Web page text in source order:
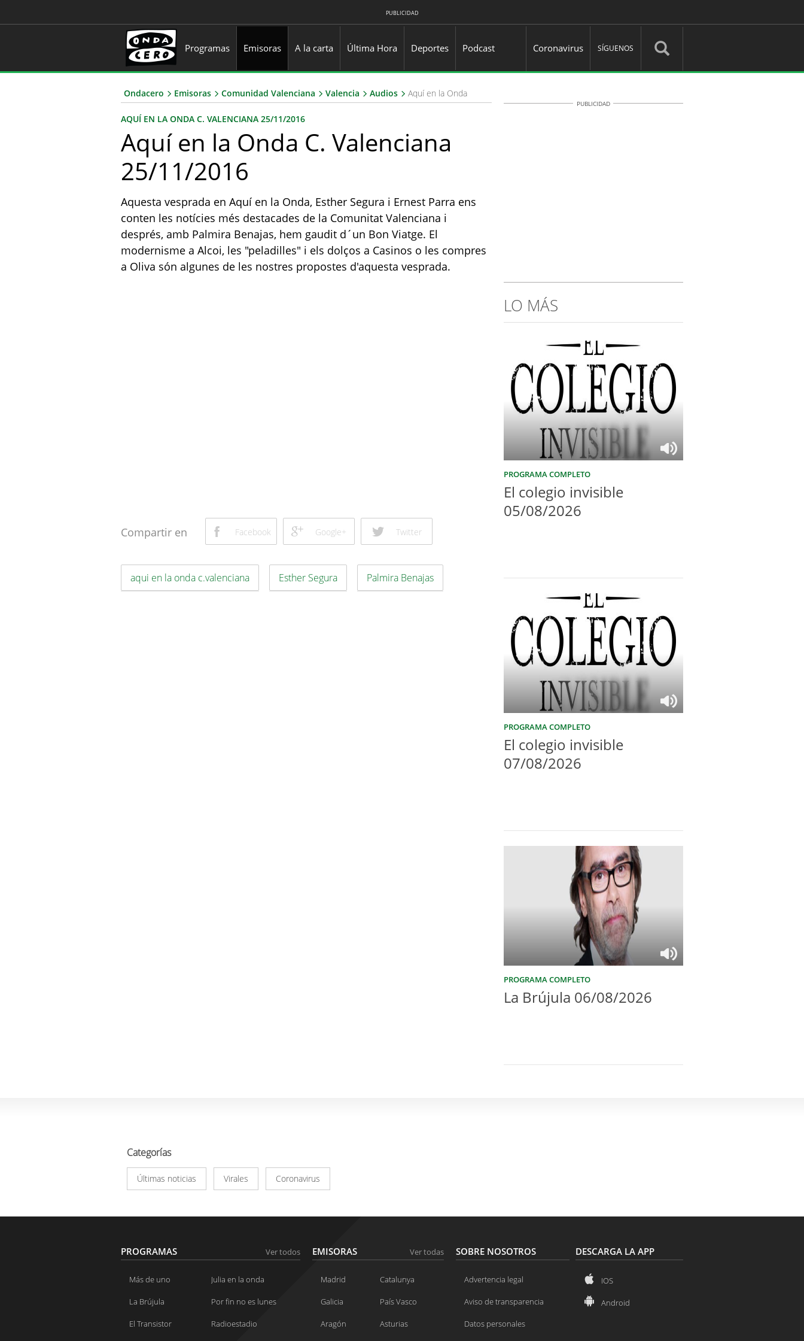
PUBLICIDAD
Programas Emisoras A la carta Última Hora Deportes Podcast Coronavirus SÍGUENOS
Ondacero Emisoras Comunidad Valenciana Valencia Audios Aquí en la Onda
AQUÍ EN LA ONDA C. VALENCIANA 25/11/2016
Aquí en la Onda C. Valenciana
25/11/2016
Aquesta vesprada en Aquí en la Onda, Esther Segura i Ernest Parra ens
conten les notícies més destacades de la Comunitat Valenciana i
després, amb Palmira Benajas, hem gaudit d´un Bon Viatge. El
modernisme a Alcoi, les "peladilles" i els dolços a Casinos o les compres
a Oliva són algunes de les nostres propostes d'aquesta vesprada.​
Compartir en Facebook Google+ Twitter
aqui en la onda c.valenciana Esther Segura Palmira Benajas
PUBLICIDAD
LO MÁS
PROGRAMA COMPLETO
El colegio invisible
05/08/2026
PROGRAMA COMPLETO
El colegio invisible
07/08/2026
PROGRAMA COMPLETO
La Brújula 06/08/2026
Categorías
Últimas noticias Virales Coronavirus
PROGRAMAS Ver todos
Más de uno Julia en la onda
La Brújula Por fin no es lunes
El Transistor Radioestadio
EMISORAS Ver todas
Madrid Catalunya
Galicia País Vasco
Aragón Asturias
SOBRE NOSOTROS
Advertencia legal
Aviso de transparencia
Datos personales
DESCARGA LA APP
IOS
Android